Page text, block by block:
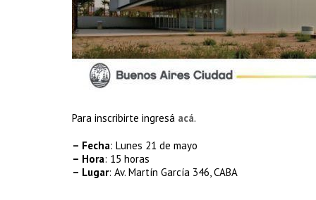
Para inscribirte ingresá acá.
– Fecha: Lunes 21 de mayo
– Hora: 15 horas
– Lugar: Av. Martín García 346, CABA